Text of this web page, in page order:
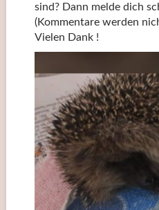
sind? Dann melde dich
(Kommentare werden
Vielen Dank !